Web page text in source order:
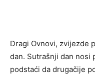
Dragi Ovnovi, zvijezde
dan. Sutrašnji dan nosi
podstaći da drugačije